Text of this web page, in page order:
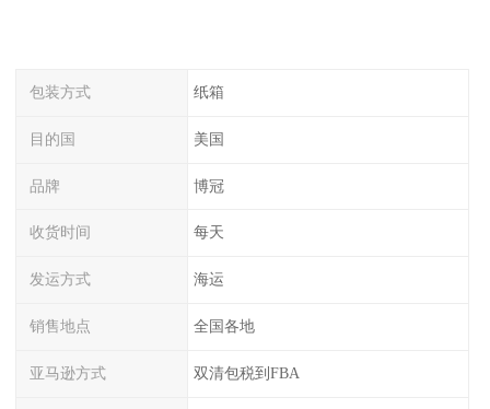
包装方式 纸箱
目的国 美国
品牌 博冠
收货时间 每天
发运方式 海运
销售地点 全国各地
亚马逊方式 双清包税到FBA